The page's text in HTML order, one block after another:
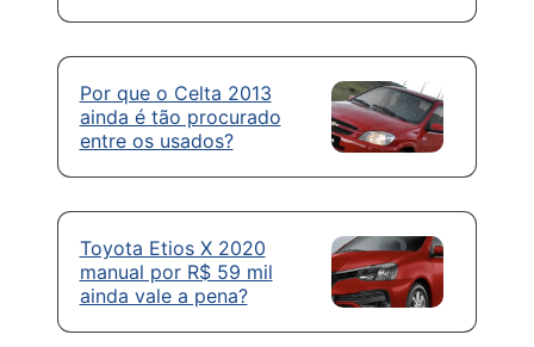
Por que o Celta 2013
ainda é tão procurado
entre os usados?
Toyota Etios X 2020
manual por R$ 59 mil
ainda vale a pena?